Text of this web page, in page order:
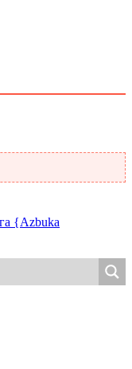
{Azbuka